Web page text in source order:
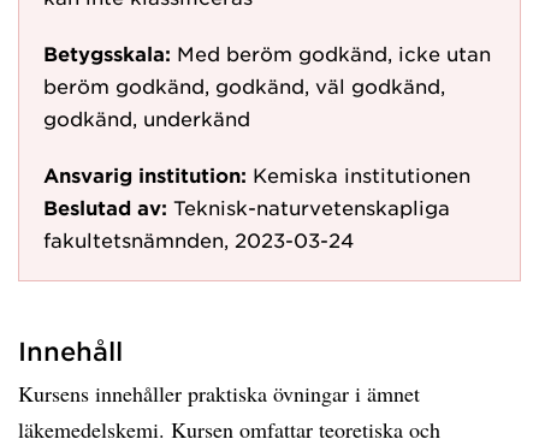
Betygsskala: Med beröm godkänd, icke utan
beröm godkänd, godkänd, väl godkänd,
godkänd, underkänd
Ansvarig institution: Kemiska institutionen
Beslutad av: Teknisk-naturvetenskapliga
fakultetsnämnden, 2023-03-24
Innehåll
Kursens innehåller praktiska övningar i ämnet
läkemedelskemi. Kursen omfattar teoretiska och